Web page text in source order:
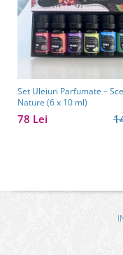
Set Uleiuri Parfumate –
Nature (6 x 10 ml)
78 Lei